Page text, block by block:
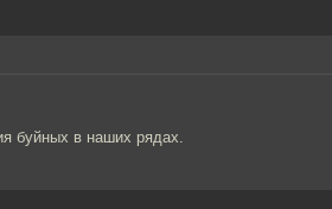
буйных в наших рядах.